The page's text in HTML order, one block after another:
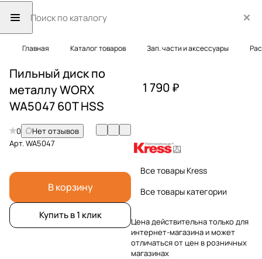
Главная Каталог товаров Зап. части и аксессуары
Пильный диск по
металлу WORX
WA5047 60T HSS
0
Нет отзывов
Арт.WA5047
В корзину
Купить в 1 клик
1 790 ₽
Все товары Kress
Все товары категории
Цена действительна только для
интернет-магазина и может
отличаться от цен в розничных
магазинах